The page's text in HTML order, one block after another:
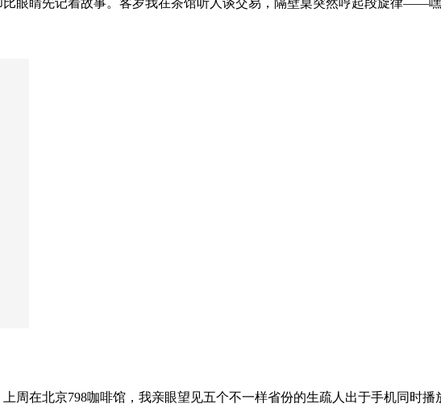
眼睛先记着故事。客岁我在茶馆听人谈交易，隔壁桌突然哼起段旋律——
周在北京798咖啡馆，我亲眼望见五个不一样省份的生疏人出于手机同时